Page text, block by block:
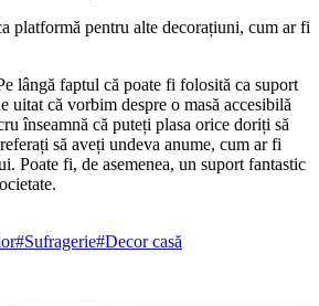
platformă pentru alte decorațiuni, cum ar fi
lângă faptul că poate fi folosită ca suport
uitat că vorbim despre o masă accesibilă
înseamnă că puteți plasa orice doriți să
să aveți undeva anume, cum ar fi
Poate fi, de asemenea, un suport fantastic
#Sufragerie#Decor casă